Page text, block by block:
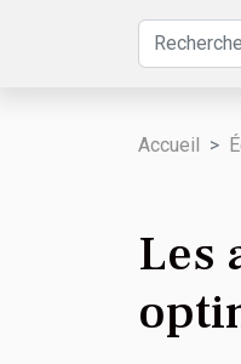
Accueil
Les